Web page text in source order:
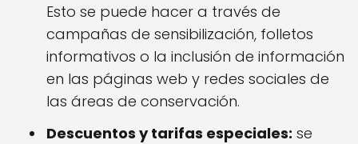
Esto se puede hacer a través de
campañas de sensibilización, folletos
informativos o la inclusión de información
en las páginas web y redes sociales de
las áreas de conservación.
Descuentos y tarifas especiales: se